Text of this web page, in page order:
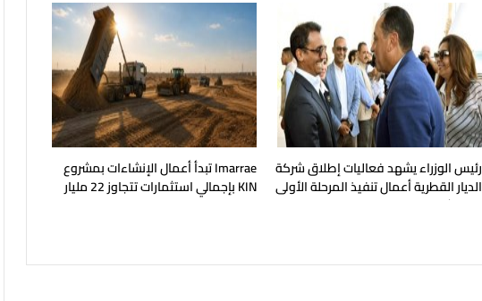
رئيس الوزراء يشهد فعاليات إطلاق شركة
الديار القطرية أعمال تنفيذ المرحلة الأولى
من مشروع "علم الروم"
Imarrae تبدأ أعمال الإنشاءات بمشروع
KIN بإجمالي استثمارات تتجاوز 22 مليار